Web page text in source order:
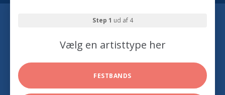
Step 1 ud af 4
Vælg en artisttype her
FESTBANDS